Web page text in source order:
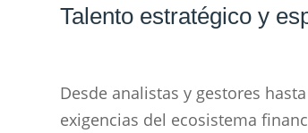
Talento estratégico y
Desde analistas y gestores
exigencias del ecosistema